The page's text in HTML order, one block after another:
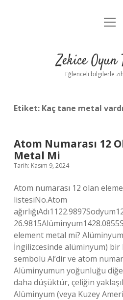
Anasayfa
Yasal
Zekice Oyun
Eğlenceli bilgilerle
Etiket: Kaç tane metal
Atom Numarası 12
Metal Mi
Tarih: Kasım 9, 2024
Atom numarası 12 olan
listesiNo.Atom
element metal mi?
İngilizcesinde alüminyum)
sembolü Al’dir ve atom
Alüminyumun yoğunluğu
daha düşüktür, çeliğin
Alüminyum (veya Kuzey